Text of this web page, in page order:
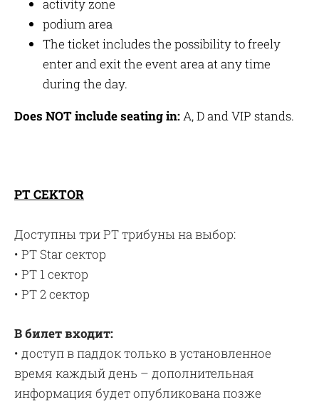
activity zone
podium area
The ticket includes the possibility to freely
enter and exit the event area at any time
during the day.
Does NOT include seating in:A, D and VIP stands.
PT CEKTOR
Доступны три PT трибуны на выбор:
• PT Star сектор
• PT 1 сектор
• PT 2 сектор
В билет входит:
• доступ в паддок только в установленное
время каждый день – дополнительная
информация будет опубликована позже